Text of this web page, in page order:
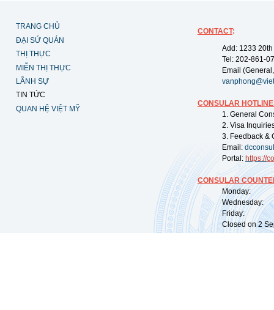
TRANG CHỦ
ĐẠI SỨ QUÁN
THỊ THỰC
MIỄN THỊ THỰC
LÃNH SỰ
TIN TỨC
QUAN HỆ VIỆT MỸ
CONTACT:
Add: 1233
Tel: 202-861-
Email
CONSULAR
1. General
2. Visa
3. Feedback &
Email:
Portal: https://
CONSULAR
Monday:
Wednesday:
Friday:
Closed on 2